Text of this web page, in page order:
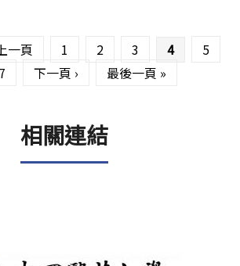
一頁 1 2 3 4
5
7 下一頁 › 最後一頁 »
相關連結